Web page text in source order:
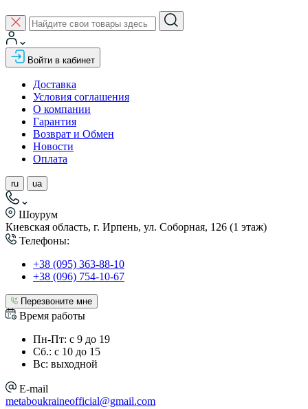
Войти в кабинет
Доставка
Условия соглашения
О компании
Гарантия
Возврат и Обмен
Новости
Оплата
ru ua
Шоурум
Киевская область, г. Ирпень, ул. Соборная, 126 (1 этаж)
Телефоны:
+38 (095) 363-88-10
+38 (096) 754-10-67
Перезвоните мне
Время работы
Пн-Пт: с 9 до 19
Сб.: с 10 до 15
Вс: выходной
E-mail
metaboukraineofficial@gmail.com